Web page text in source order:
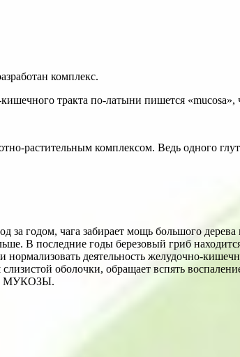
комплекс.
тракта по-латыни пишется «mucosa»,
растительным комплексом. Ведь одного
за годом, чага забирает мощь большого
В последние годы березовый гриб
деятельность желудочно-
оболочки, обращает вспять
МУКОЗЫ.